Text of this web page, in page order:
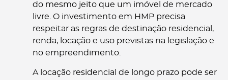
do mesmo jeito que um imóvel de mercado
livre. O investimento em HMP precisa
respeitar as regras de destinação residencial,
renda, locação e uso previstas na legislação e
no empreendimento.
A locação residencial de longo prazo pode ser